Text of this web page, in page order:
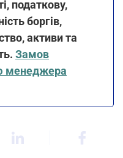
податкову,
боргів,
активи та
Замов
менеджера